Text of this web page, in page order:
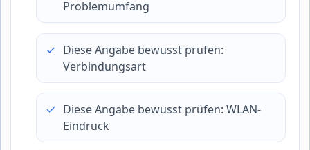
Problemumfang
Diese Angabe bewusst prüfen:
Verbindungsart
Diese Angabe bewusst prüfen: WLAN-
Eindruck